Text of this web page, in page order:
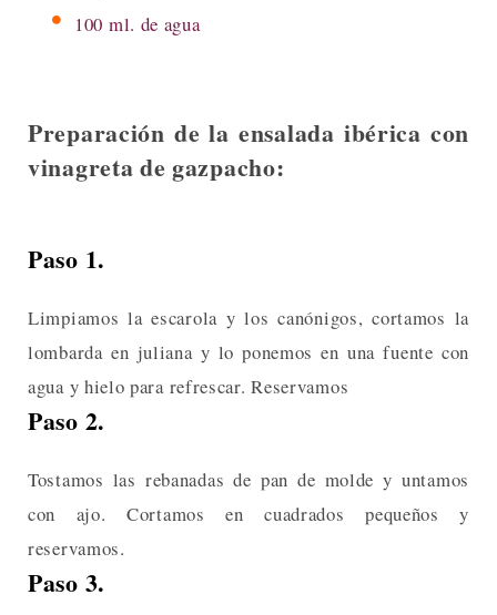
100 ml. de agua
Preparación de la ensalada ibérica con
vinagreta de gazpacho:
Paso 1.
Limpiamos la escarola y los canónigos, cortamos la
lombarda en juliana y lo ponemos en una fuente con
agua y hielo para refrescar. Reservamos
Paso 2.
Tostamos las rebanadas de pan de molde y untamos
con ajo. Cortamos en cuadrados pequeños y
reservamos.
Paso 3.